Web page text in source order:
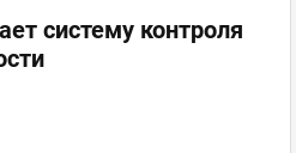
систему контроля